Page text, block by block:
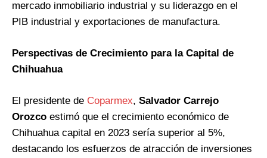
mercado inmobiliario industrial y su liderazgo en el
PIB industrial y exportaciones de manufactura.
Perspectivas de Crecimiento para la Capital de
Chihuahua
El presidente de Coparmex, Salvador Carrejo
Orozco estimó que el crecimiento económico de
Chihuahua capital en 2023 sería superior al 5%,
destacando los esfuerzos de atracción de inversiones